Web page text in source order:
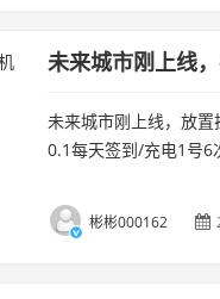
未来城市刚上线
未来城市刚上线，放
0.1每天签到/充电1号6
彬彬000162